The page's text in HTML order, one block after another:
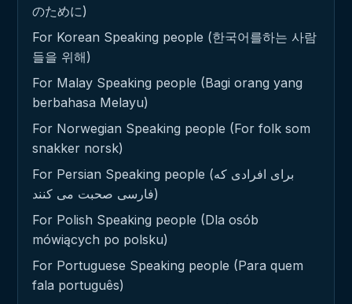
のために)
For Korean Speaking people (한국어를하는 사람
들을 위해)
For Malay Speaking people (Bagi orang yang
berbahasa Melayu)
For Norwegian Speaking people (For folk som
snakker norsk)
For Persian Speaking people (برای افرادی که
فارسی صحبت می کنند)
For Polish Speaking people (Dla osób
mówiących po polsku)
For Portuguese Speaking people (Para quem
fala português)